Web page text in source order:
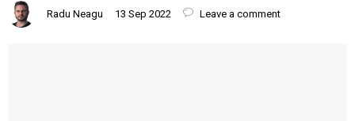
Radu Neagu 13 Sep 2022 Leave a comment